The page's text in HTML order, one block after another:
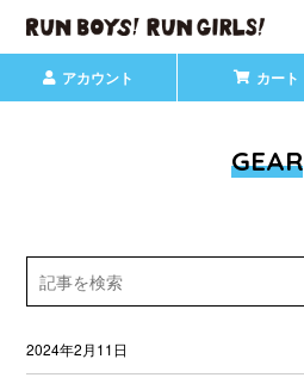
アカウント カート
GEAR
2024年2月11日